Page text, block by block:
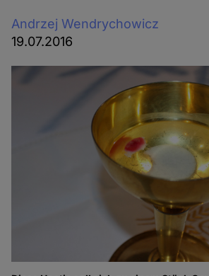
Andrzej Wendrychowicz
19.07.2016